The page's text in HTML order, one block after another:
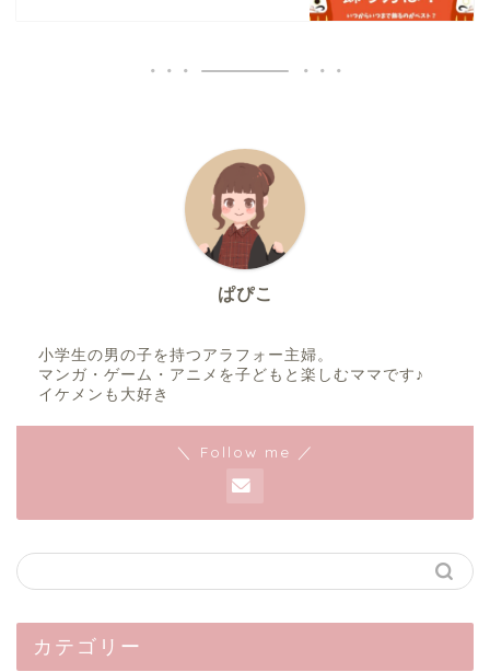
ぱぴこ
小学生の男の子を持つアラフォー主婦。
マンガ・ゲーム・アニメを子どもと楽しむママです♪
イケメンも大好き
＼ Follow me ／
カテゴリー